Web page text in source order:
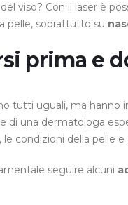
viso? Con il laser è
pelle, soprattutto su
prima e
tutti uguali, ma hanno
di una dermatologa
condizioni della pelle
seguire alcuni